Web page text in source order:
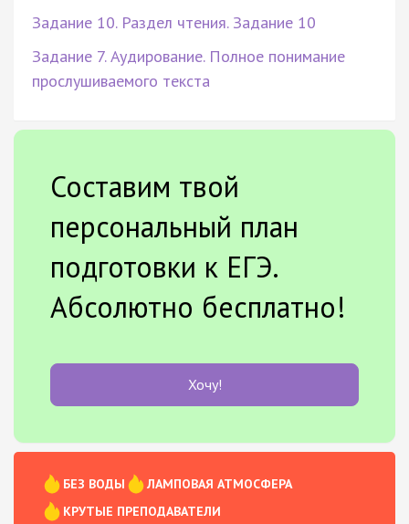
Задание 10. Раздел чтения. Задание 10
Задание 7. Аудирование. Полное понимание
прослушиваемого текста
Составим твой
персональный план
подготовки к ЕГЭ.
Абсолютно бесплатно!
Хочу!
БЕЗ ВОДЫ
ЛАМПОВАЯ АТМОСФЕРА
КРУТЫЕ ПРЕПОДАВАТЕЛИ